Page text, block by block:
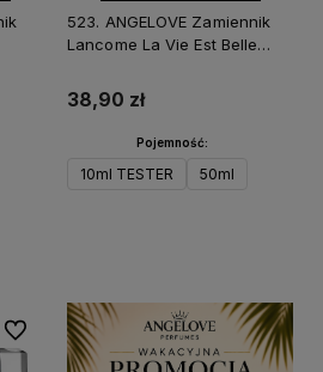
523. ANGELOVE Zamiennik
Lancome La Vie Est Belle
38,90 zł
Pojemność:
10ml TESTER 50ml
Do ulubionych